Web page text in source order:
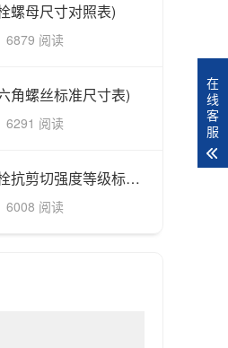
螺母尺寸对照表)
6879 阅读
角螺丝标准尺寸表)
6291 阅读
螺栓抗剪切强度(螺栓抗剪切强度等级标准对照表)
6008 阅读
不
在
线
客
服